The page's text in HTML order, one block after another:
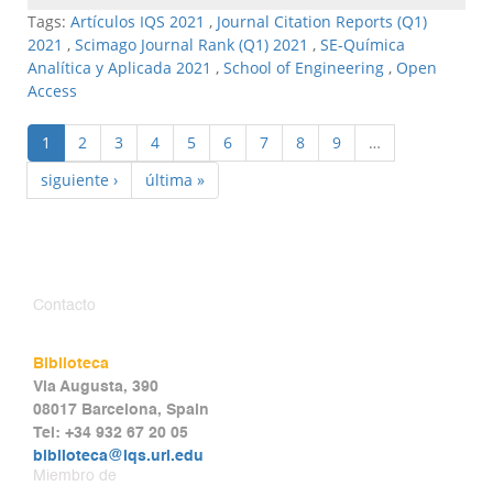
Tags: Artículos IQS 2021 , Journal Citation Reports (Q1)
2021 , Scimago Journal Rank (Q1) 2021 , SE-Química
Analítica y Aplicada 2021 , School of Engineering , Open
Access
1 2 3 4 5 6 7 8 9
…
siguiente ›
última »
Contacto
Biblioteca
Via Augusta, 390
08017 Barcelona, Spain
Tel: +34 932 67 20 05
biblioteca@iqs.url.edu
Miembro de